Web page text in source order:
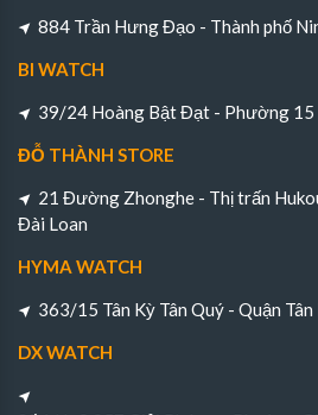
884 Trần Hưng Đạo - Thành phố
BI WATCH
39/24 Hoàng Bật Đạt - Phường 15
ĐỖ THÀNH STORE
21 Đường Zhonghe - Thị trấn
Đài Loan
HYMA WATCH
363/15 Tân Kỳ Tân Quý - Quận
DX WATCH